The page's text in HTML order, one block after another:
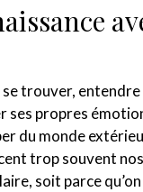
trouver, entendre
ses propres
du monde
trop souvent
soit parce